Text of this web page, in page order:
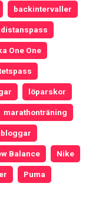
backintervaller
distanspass
One One
löparskor
marathonträning
Balance Nike
Puma